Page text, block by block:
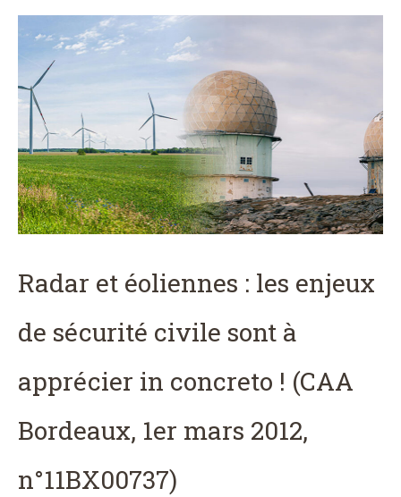
Radar et éoliennes : les enjeux
de sécurité civile sont à
apprécier in concreto ! (CAA
Bordeaux, 1er mars 2012,
n°11BX00737)